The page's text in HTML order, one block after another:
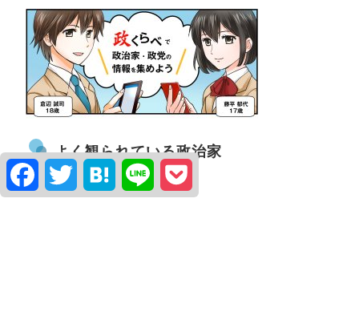
よく観られている政治家
水口なおと
FacebookTwitter Hatena Line